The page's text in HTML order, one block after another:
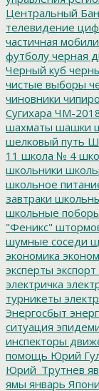
Центральный
телевидение
частичная
футболу черная
Черный куб
чистые выборы
чиновники
Сугихара ЧМ-
шахматы шашки
шелковый путь
11 школа № 4
школьники
школьное
завтраки
школьные
"Феникс"
шумные соседи
экономика
эксперты экспорт
электричка
турникеты
Энергосбыт
ситуация
инспекторы
помощь Юрий
Юрий_Трутнев
ямы январь